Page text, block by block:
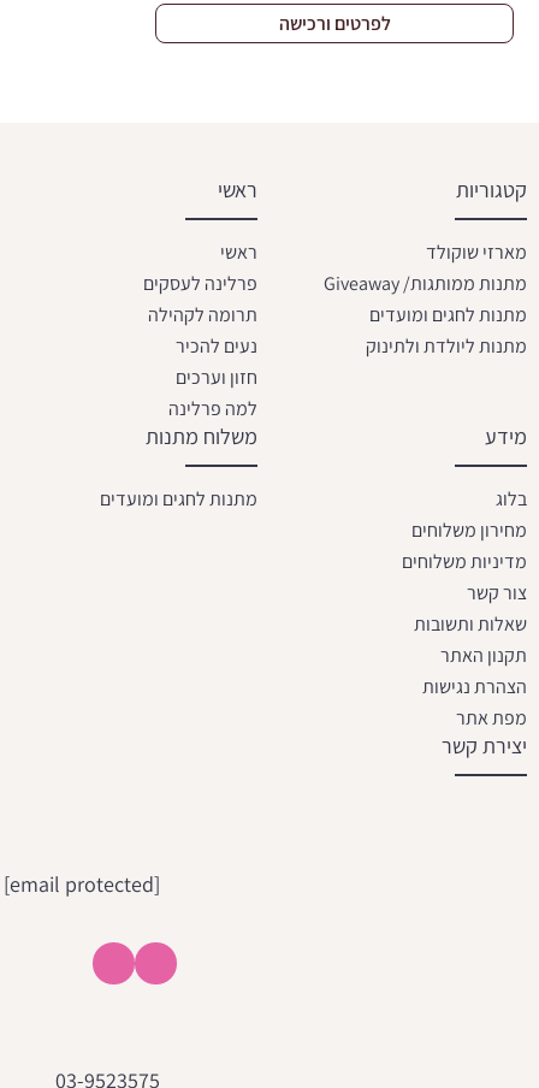
לפרטים ורכישה
קטגוריות
מארזי שוקולד
מתנות ממותגות/ Giveaway
מתנות לחגים ומועדים
מתנות ליולדת ולתינוק
ראשי
ראשי
פרלינה לעסקים
תרומה לקהילה
נעים להכיר
חזון וערכים
למה פרלינה
מידע
בלוג
מחירון משלוחים
מדיניות משלוחים
צור קשר
שאלות ותשובות
תקנון האתר
הצהרת נגישות
מפת אתר
משלוח מתנות
מתנות לחגים ומועדים
יצירת קשר
[email protected]
03-9523575